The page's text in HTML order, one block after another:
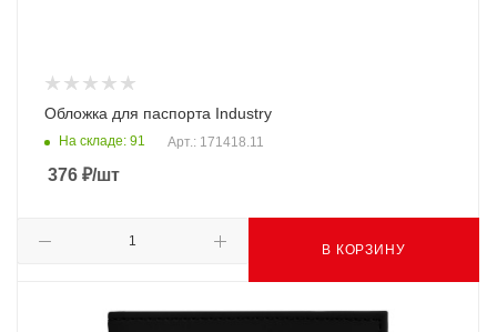
Обложка для паспорта Industry
На складе: 91 Арт.: 171418.11
376 ₽/шт
В КОРЗИНУ